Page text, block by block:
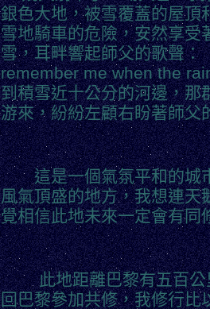
銀色大地，被雪覆蓋的屋頂
雪地騎車的危險，安然享受
雪，耳畔響起師父的歌聲
remember me when the
到積雪近十公分的河邊，那
游來，紛紛左顧右盼著師父
這是一個氣氛平和的城市
風氣頂盛的地方，我想連天
覺相信此地未來一定會有同
此地距離巴黎有五百公里
回巴黎參加共修，我修行比